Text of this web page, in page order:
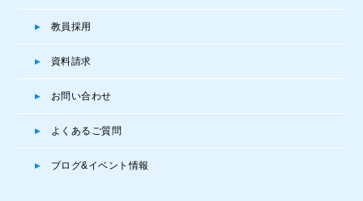
教員採用
資料請求
お問い合わせ
よくあるご質問
ブログ&イベント情報